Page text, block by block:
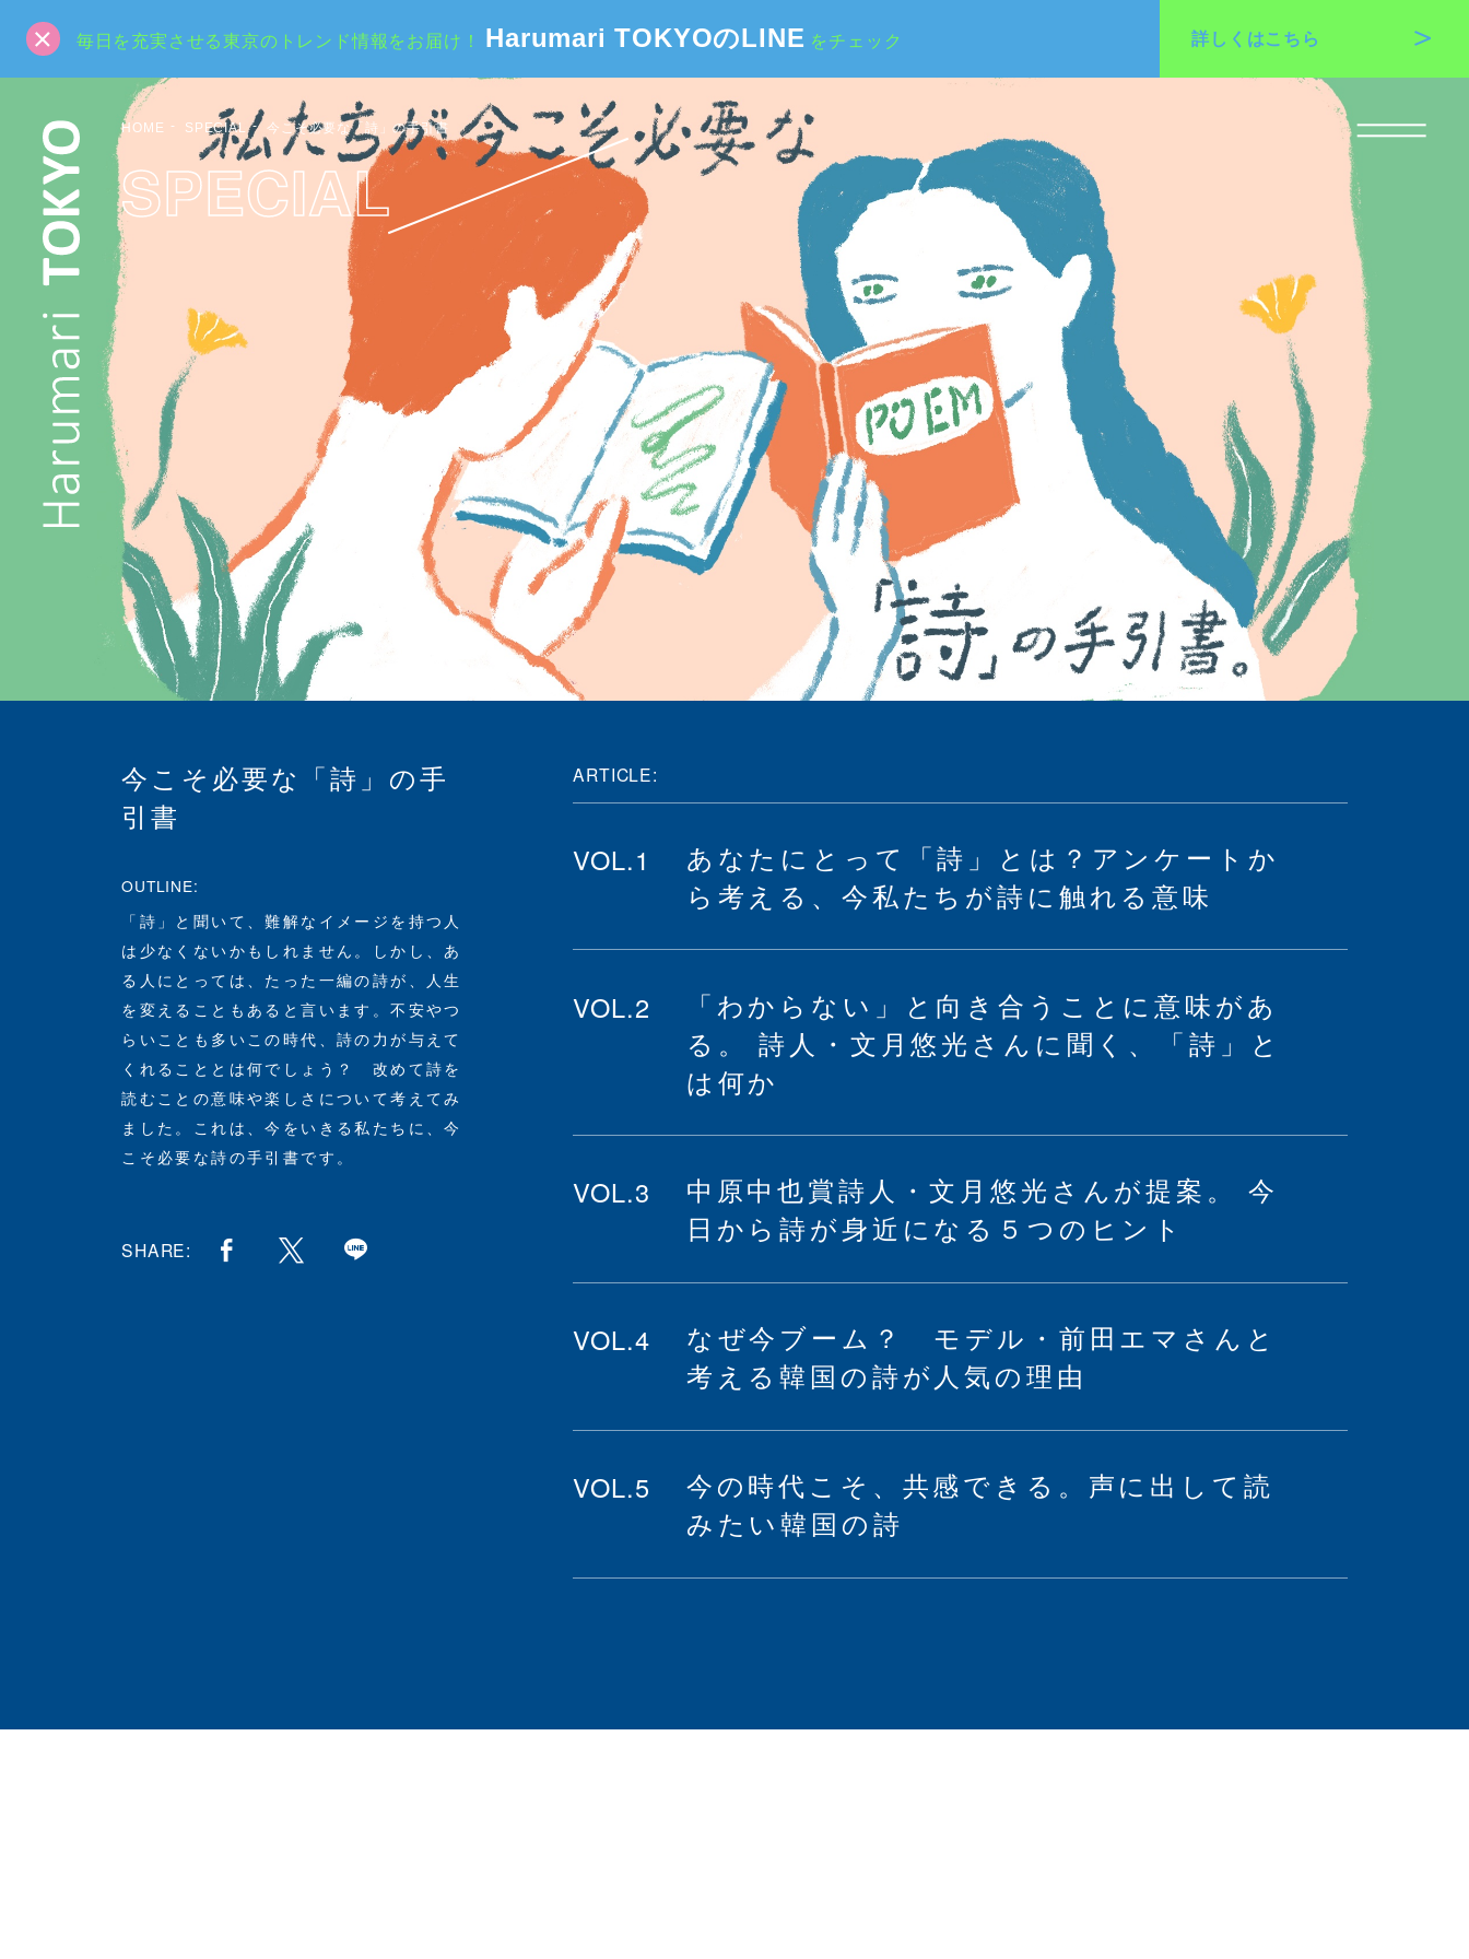
毎日を充実させる東京のトレンド情報をお届け！ Harumari TOKYOのLINE をチェック 詳しくはこちら
HOME SPECIAL 今こそ必要な「詩」の手引書
SPECIAL
今こそ必要な「詩」の手
引書
OUTLINE:
「詩」と聞いて、難解なイメージを持つ人
は少なくないかもしれません。しかし、あ
る人にとっては、たった一編の詩が、人生
を変えることもあると言います。不安やつ
らいことも多いこの時代、詩の力が与えて
くれることとは何でしょう？ 改めて詩を
読むことの意味や楽しさについて考えてみ
ました。これは、今をいきる私たちに、今
こそ必要な詩の手引書です。
SHARE:
ARTICLE:
VOL.1
あなたにとって「詩」とは？アンケートか
ら考える、今私たちが詩に触れる意味
VOL.2
「わからない」と向き合うことに意味があ
る。 詩人・文月悠光さんに聞く、「詩」と
は何か
VOL.3
中原中也賞詩人・文月悠光さんが提案。 今
日から詩が身近になる５つのヒント
VOL.4
なぜ今ブーム？ モデル・前田エマさんと
考える韓国の詩が人気の理由
VOL.5
今の時代こそ、共感できる。声に出して読
みたい韓国の詩